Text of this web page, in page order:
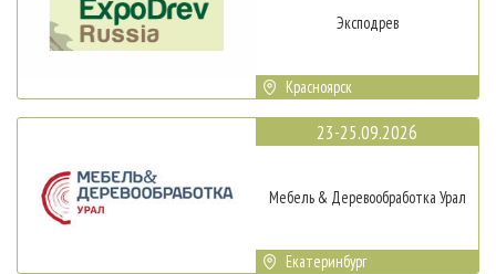
Эксподрев
Красноярск
23-25.09.2026
Мебель & Деревообработка Урал
Екатеринбург